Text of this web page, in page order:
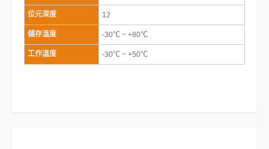
位元深度 12
儲存溫度 -30℃ ~ +80℃
工作溫度 -30℃ ~ +50℃